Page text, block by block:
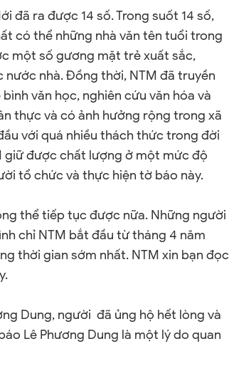
đã ra được 14 số. Trong suốt 14 số,
có thể những nhà văn tên tuổi trong
một số gương mặt trẻ xuất sắc,
nước nhà. Đồng thời, NTM đã truyền
văn học, nghiên cứu văn hóa và
thực và có ảnh hưởng rộng trong xã
với quá nhiều thách thức trong đời
giữ được chất lượng ở một mức độ
tổ chức và thực hiện tờ báo này.
thể tiếp tục được nữa. Những người
chỉ NTM bắt đầu từ tháng 4 năm
thời gian sớm nhất. NTM xin bạn đọc
Dung, người đã ủng hộ hết lòng và
Lê Phương Dung là một lý do quan